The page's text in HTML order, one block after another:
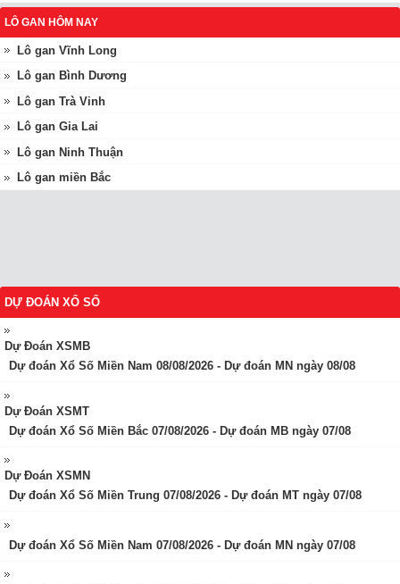
LÔ GAN HÔM NAY
Lô gan Vĩnh Long
Lô gan Bình Dương
Lô gan Trà Vinh
Lô gan Gia Lai
Lô gan Ninh Thuận
Lô gan miền Bắc
DỰ ĐOÁN XỔ SỐ
Dự Đoán XSMB
Dự đoán Xổ Số Miền Nam 08/08/2026 - Dự đoán MN ngày 08/08
Dự Đoán XSMT
Dự đoán Xổ Số Miền Bắc 07/08/2026 - Dự đoán MB ngày 07/08
Dự Đoán XSMN
Dự đoán Xổ Số Miền Trung 07/08/2026 - Dự đoán MT ngày 07/08
Dự đoán Xổ Số Miền Nam 07/08/2026 - Dự đoán MN ngày 07/08